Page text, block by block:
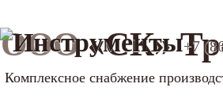
ООО«СК»
Комплексное снабжение
+7